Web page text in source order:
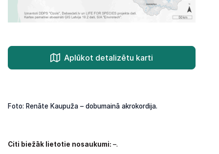
Aplūkot detalizētu karti
Foto: Renāte Kaupuža – dobumainā akrokordija.
Citi biežāk lietotie nosaukumi: –.